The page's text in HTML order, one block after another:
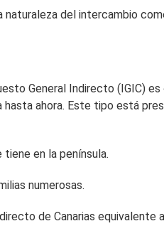
del intercambio
General Indirecto (IGIC)
hasta ahora. Este tipo está
en la península.
numerosas.
de Canarias equivalente